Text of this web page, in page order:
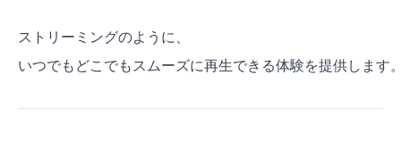
ストリーミングのように、
いつでもどこでもスムーズに再生できる体験を提供します